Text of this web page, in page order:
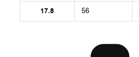
17.8 56